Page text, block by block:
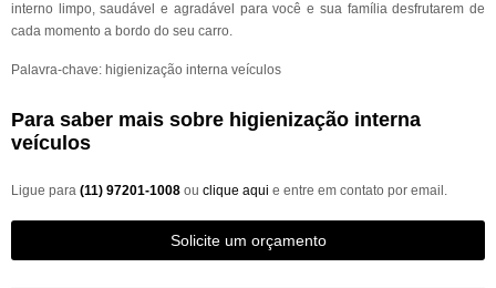
interno limpo, saudável e agradável para você e sua família desfrutarem de
cada momento a bordo do seu carro.
Palavra-chave: higienização interna veículos
Para saber mais sobre higienização interna
veículos
Ligue para (11) 97201-1008 ou clique aqui e entre em contato por email.
Solicite um orçamento